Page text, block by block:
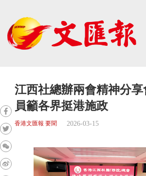
江西社總辦兩會精神分
員籲各界挺港施政
香港文匯報 要聞 2026-03-15